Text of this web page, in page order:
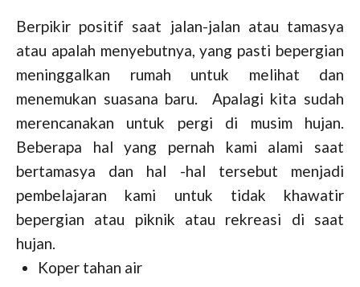
Berpikir positif saat jalan-jalan atau tamasya
atau apalah menyebutnya, yang pasti bepergian
meninggalkan rumah untuk melihat dan
menemukan suasana baru. Apalagi kita sudah
merencanakan untuk pergi di musim hujan.
Beberapa hal yang pernah kami alami saat
bertamasya dan hal -hal tersebut menjadi
pembelajaran kami untuk tidak khawatir
bepergian atau piknik atau rekreasi di saat
hujan.
Koper tahan air